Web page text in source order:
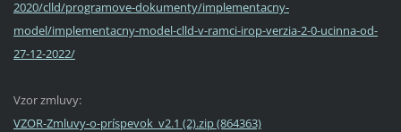
2020/clld/programove-dokumenty/implementacny-
model/implementacny-model-clld-v-ramci-irop-verzia-2-0-ucinna-od-
27-12-2022/
Vzor zmluvy:
VZOR-Zmluvy-o-príspevok_v2.1 (2).zip (864363)